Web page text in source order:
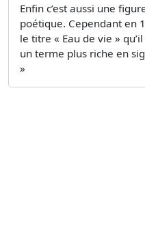
Enfin c’est aussi une
poétique. Cependant en
le titre « Eau de vie »
un terme plus riche en
»